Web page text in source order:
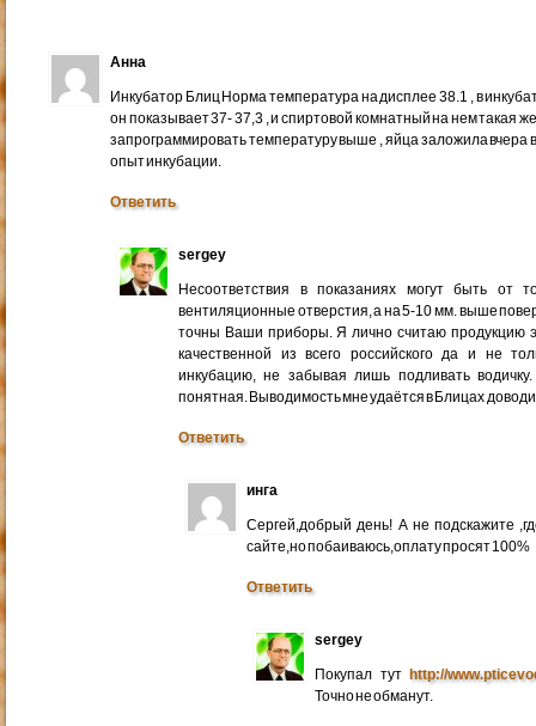
Анна
Инкубатор Блиц Норма температура на дисплее 38.1 , в
он показывает 37- 37,3 , и спиртовой комнатный на нем такая
запрограммировать температуру выше , яйца заложила вчера
опыт инкубации.
Ответить
sergey
Несоответствия в показаниях могут быть от
вентиляционные отверстия, а на 5-10 мм. выше
точны Ваши приборы. Я лично считаю продукцию
качественной из всего российского да и не
инкубацию, не забывая лишь подливать
понятная. Выводимость мне удаётся в Блицах
Ответить
инга
Сергей,добрый день! А не подскажите
сайте,но побаиваюсь,оплату просят 100%
Ответить
sergey
Покупал тут http://
Точно не обманут.